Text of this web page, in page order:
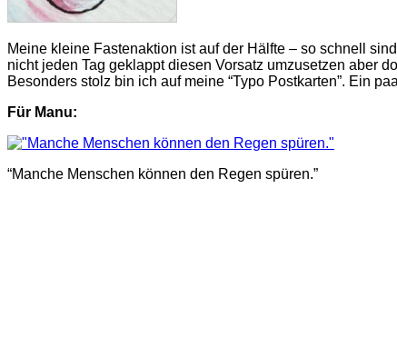
Meine kleine Fastenaktion ist auf der Hälfte – so schnell
nicht jeden Tag geklappt diesen Vorsatz umzusetzen aber
Besonders stolz bin ich auf meine “Typo Postkarten”. Ein
Für Manu:
“Manche Menschen können den Regen spüren.”